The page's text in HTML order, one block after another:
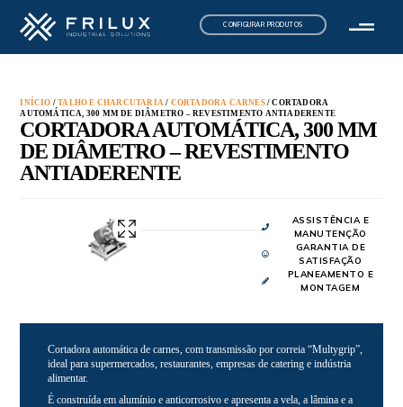
CONFIGURAR PRODUTOS
INÍCIO /TALHO E CHARCUTARIA / CORTADORA CARNES/ CORTADORA
AUTOMÁTICA, 300 MM DE DIÂMETRO – REVESTIMENTO ANTIADERENTE
CORTADORA AUTOMÁTICA, 300 MM
DE DIÂMETRO – REVESTIMENTO
ANTIADERENTE
ASSISTÊNCIA E
MANUTENÇÃO
GARANTIA DE
SATISFAÇÃO
PLANEAMENTO E
MONTAGEM
Cortadora automática de carnes, com transmissão por correia “Multygrip”,
ideal para supermercados, restaurantes, empresas de catering e indústria
alimentar.
É construída em alumínio e anticorrosivo e apresenta a vela, a lâmina e a